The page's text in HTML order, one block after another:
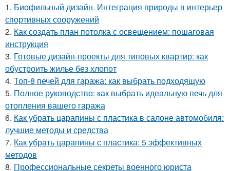
1. Биофильный дизайн. Интеграция природы в интерьер
спортивных сооружений
2. Как создать план потолка с освещением: пошаговая
инструкция
3. Готовые дизайн-проекты для типовых квартир: как
обустроить жилье без хлопот
4. Топ-8 печей для гаража: как выбрать подходящую
5. Полное руководство: как выбрать идеальную печь для
отопления вашего гаража
6. Как убрать царапины с пластика в салоне автомобиля:
лучшие методы и средства
7. Как убрать царапины с пластика: 5 эффективных
методов
8. Профессиональные секреты военного юриста